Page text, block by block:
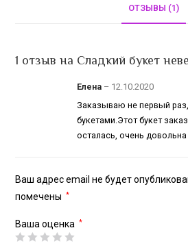
ОТЗЫВЫ (1)
1 отзыв на Сладкий букет
Елена – 12.10.2020
Заказываю не первый
букетами.Этот букет
осталась, очень
Ваш адрес email не будет
помечены
*
Ваша оценка *